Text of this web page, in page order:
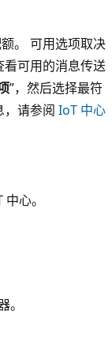
。 可用选项取决
可用的消息传送
”，然后选择最符
，请参阅 IoT 中心
心。
。